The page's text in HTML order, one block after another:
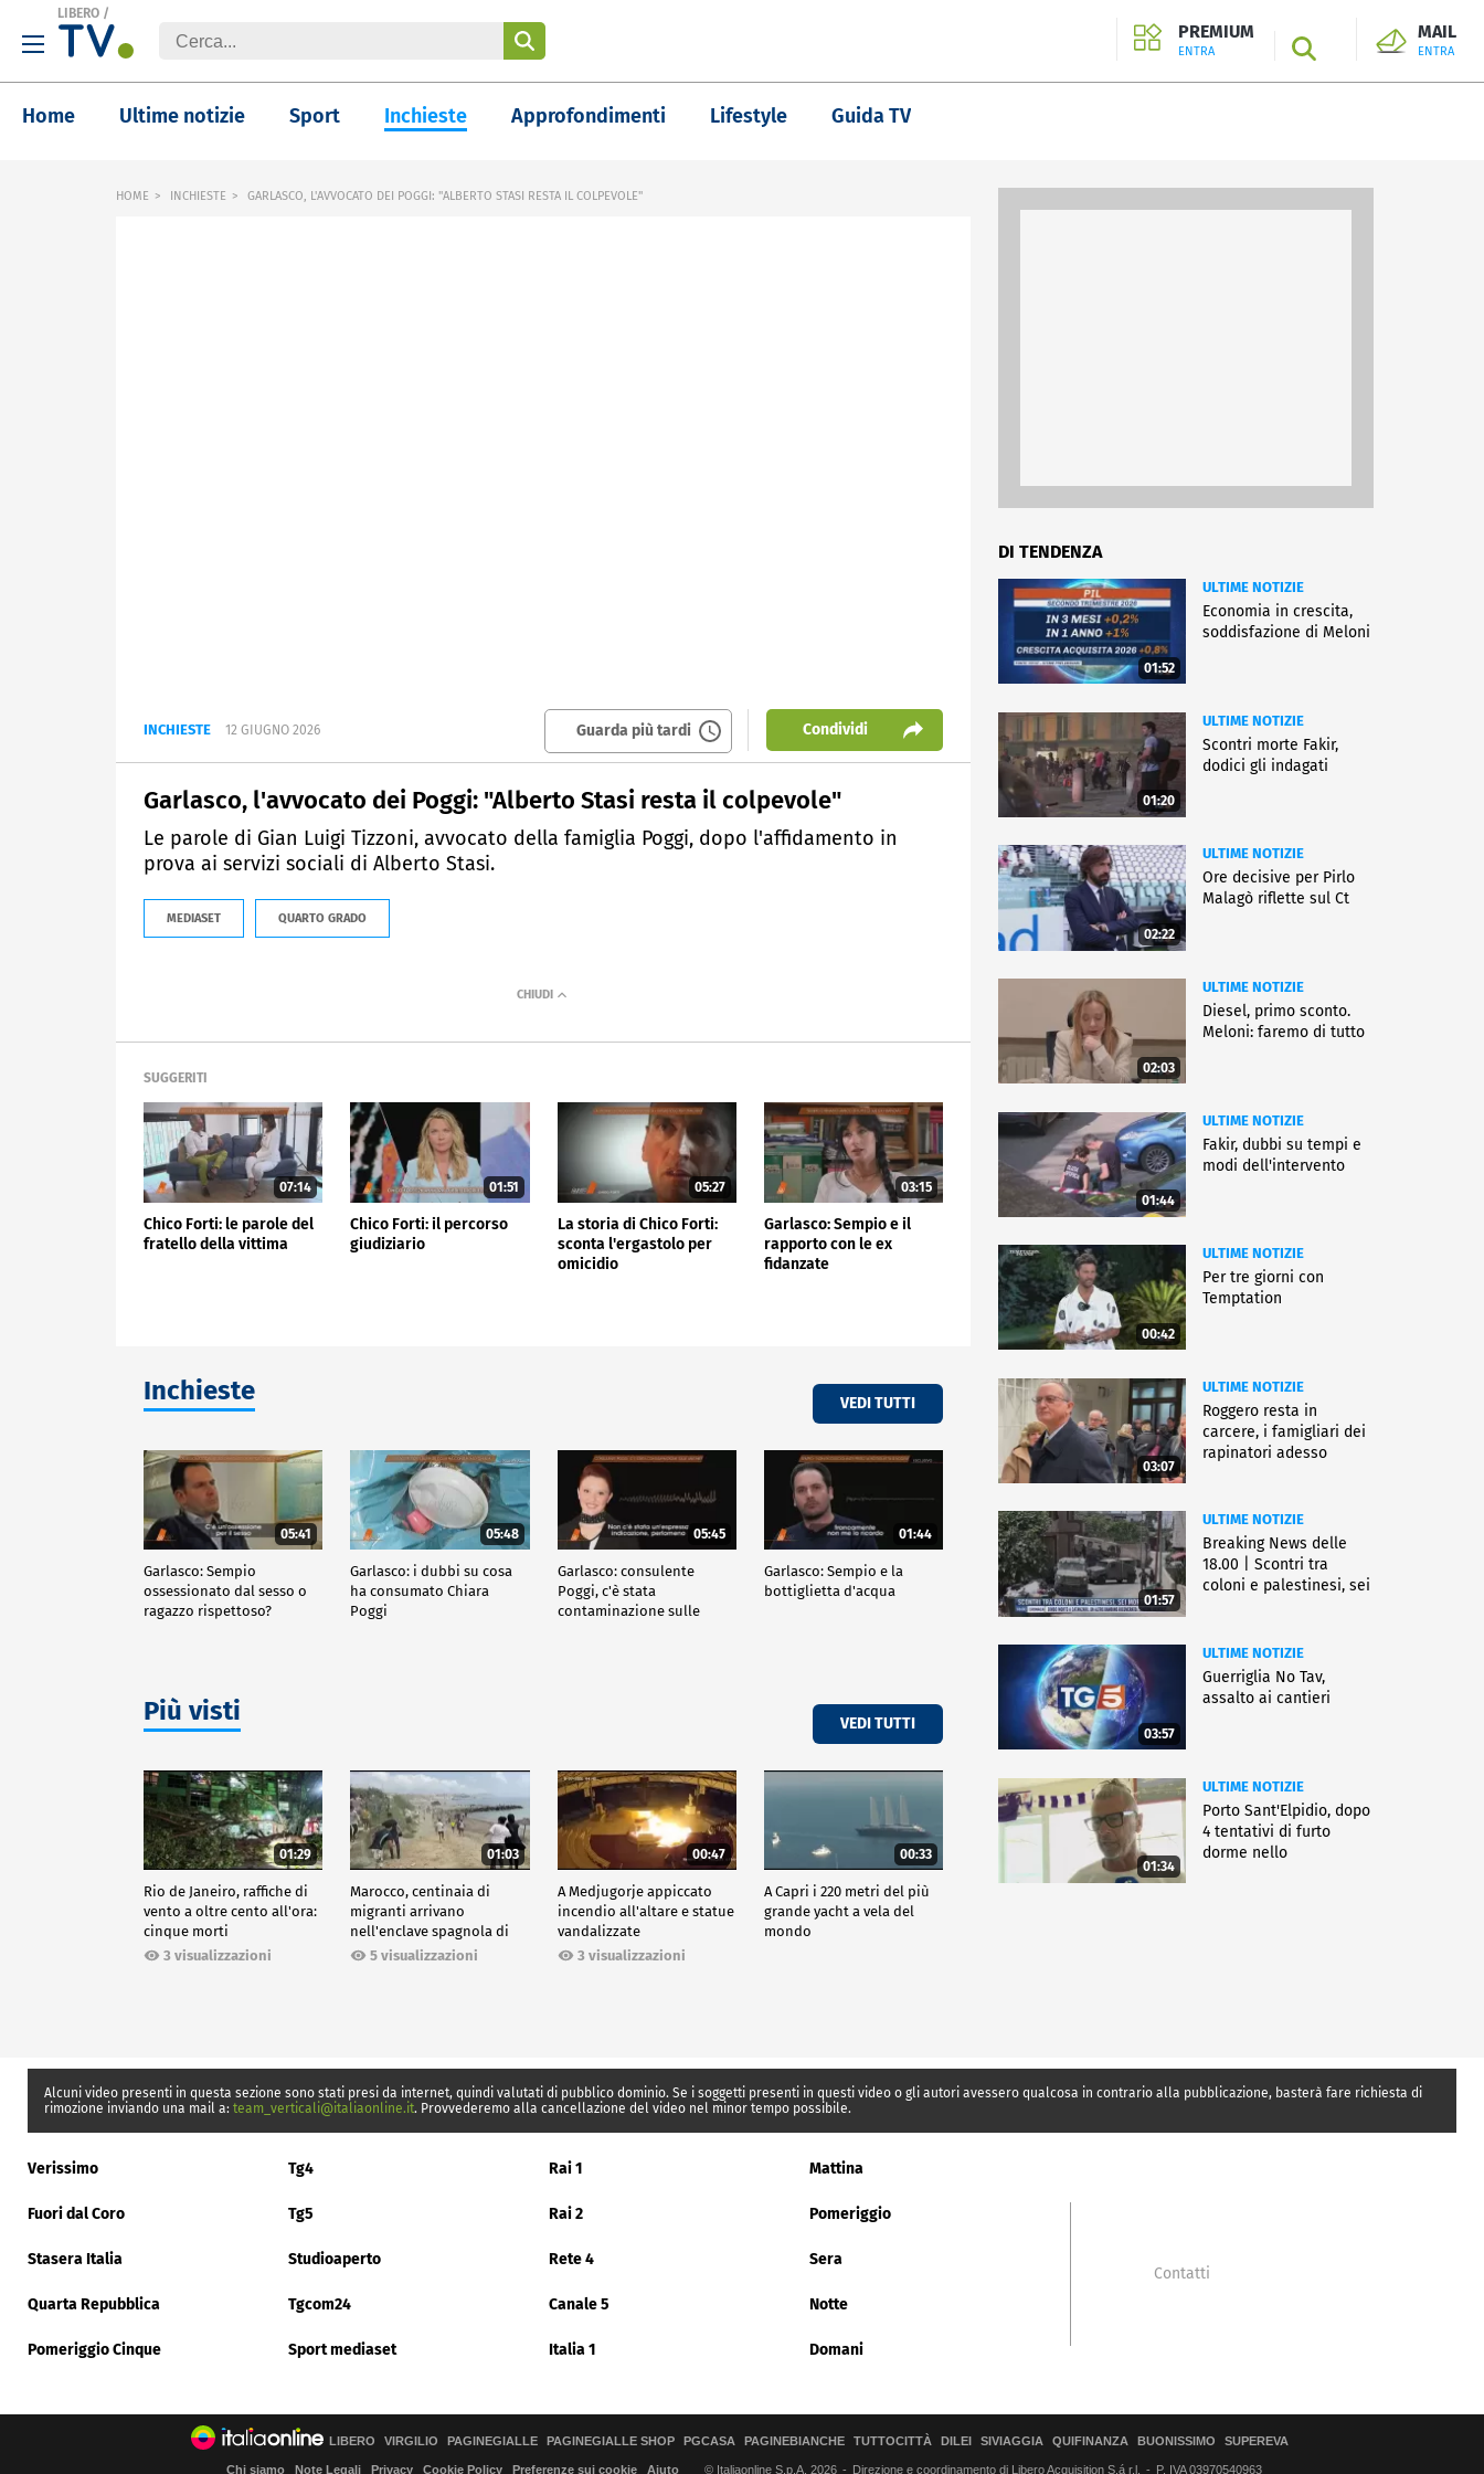
LIBERO /
PREMIUM
ENTRA SEARCH
MAIL
ENTRA
Home Ultime notizie Sport Inchieste Approfondimenti Lifestyle Guida TV
HOME INCHIESTE GARLASCO, L'AVVOCATO DEI POGGI: "ALBERTO STASI RESTA IL COLPEVOLE"
INCHIESTE 12 GIUGNO 2026 Guarda più tardi Condividi
Garlasco, l'avvocato dei Poggi: "Alberto Stasi resta il colpevole"
Le parole di Gian Luigi Tizzoni, avvocato della famiglia Poggi, dopo l'affidamento in
prova ai servizi sociali di Alberto Stasi.
MEDIASET QUARTO GRADO
SUGGERITI
07:14
Chico Forti: le parole del
fratello della vittima
01:51
Chico Forti: il percorso
giudiziario
05:27
La storia di Chico Forti:
sconta l'ergastolo per
omicidio
03:15
Garlasco: Sempio e il
rapporto con le ex
fidanzate
Inchieste VEDI TUTTI
05:41
Garlasco: Sempio
ossessionato dal sesso o
ragazzo rispettoso?
05:48
Garlasco: i dubbi su cosa
ha consumato Chiara
Poggi
05:45
Garlasco: consulente
Poggi, c'è stata
contaminazione sulle
01:44
Garlasco: Sempio e la
bottiglietta d'acqua
Più visti VEDI TUTTI
01:29
Rio de Janeiro, raffiche di
vento a oltre cento all'ora:
cinque morti
3 visualizzazioni
01:03
Marocco, centinaia di
migranti arrivano
nell'enclave spagnola di
Ceuta5 visualizzazioni
00:47
A Medjugorje appiccato
incendio all'altare e statue
vandalizzate
3 visualizzazioni
00:33
A Capri i 220 metri del più
grande yacht a vela del
mondo
DI TENDENZA
01:52
ULTIME NOTIZIE
Economia in crescita,
soddisfazione di Meloni
01:20
ULTIME NOTIZIE
Scontri morte Fakir,
dodici gli indagati
02:22
ULTIME NOTIZIE
Ore decisive per Pirlo
Malagò riflette sul Ct
02:03
ULTIME NOTIZIE
Diesel, primo sconto.
Meloni: faremo di tutto
01:44
ULTIME NOTIZIE
Fakir, dubbi su tempi e
modi dell'intervento
00:42
ULTIME NOTIZIE
Per tre giorni con
Temptation
03:07
ULTIME NOTIZIE
Roggero resta in
carcere, i famigliari dei
rapinatori adesso
01:57
ULTIME NOTIZIE
Breaking News delle
18.00 | Scontri tra
coloni e palestinesi, sei
03:57
ULTIME NOTIZIE
Guerriglia No Tav,
assalto ai cantieri
01:34
ULTIME NOTIZIE
Porto Sant'Elpidio, dopo
4 tentativi di furto
dorme nello
Alcuni video presenti in questa sezione sono stati presi da internet, quindi valutati di pubblico dominio. Se i soggetti presenti in questi video o gli autori avessero qualcosa in contrario alla pubblicazione, basterà fare richiesta di
rimozione inviando una mail a: team_verticali@italiaonline.it. Provvederemo alla cancellazione del video nel minor tempo possibile.
Verissimo Tg4 Rai 1 Mattina
Fuori dal Coro Tg5 Rai 2 Pomeriggio
Stasera Italia Studioaperto Rete 4 Sera
Quarta Repubblica Tgcom24 Canale 5 Notte
Pomeriggio Cinque Sport mediaset Italia 1 Domani
Contatti
LIBERO VIRGILIO PAGINEGIALLE PAGINEGIALLE SHOP PGCASA PAGINEBIANCHE TUTTOCITTÀ DILEI SIVIAGGIA QUIFINANZA BUONISSIMO SUPEREVA
Chi siamo Note Legali Privacy Cookie Policy Preferenze sui cookie Aiuto © Italiaonline S.p.A. 2026 Direzione e coordinamento di Libero Acquisition S.á r.l. P. IVA 03970540963